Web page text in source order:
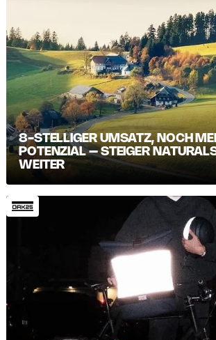
8-STELLIGER UMSATZ, NOCH
POTENZIAL – STEIGER
WEITER